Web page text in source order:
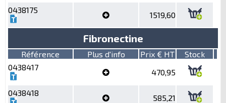
0438175
1519,60
Fibronectine
Référence Plus d'info Prix € HT
Stock
0438417
470,95
0438418
585,21